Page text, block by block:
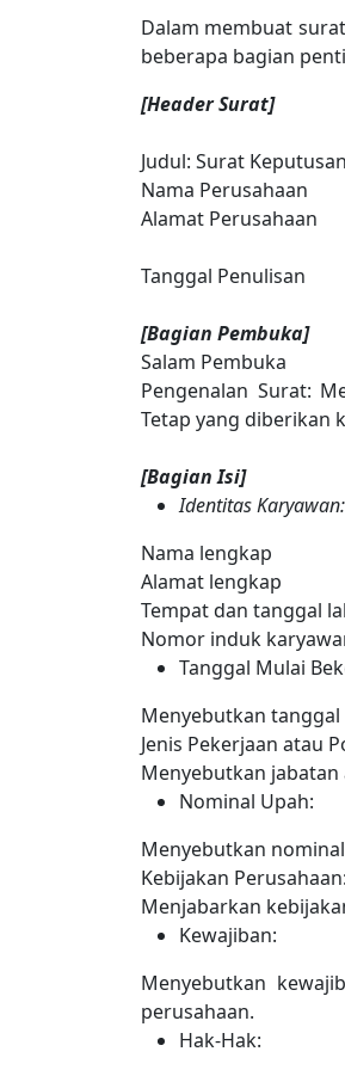
Dalam membuat
beberapa bagian
[Header Surat]
Judul: Surat
Nama Perusahaan
Alamat Perusahaan
Tanggal Penulisan
[Bagian Pembuka]
Salam Pembuka
Pengenalan Surat:
Tetap yang diberikan
[Bagian Isi]
Identitas Karyawan:
Nama lengkap
Alamat lengkap
Tempat dan tanggal
Nomor induk
Tanggal Mulai
Menyebutkan
Jenis Pekerjaan atau
Menyebutkan
Nominal Upah:
Menyebutkan
Kebijakan Perusahaan:
Menjabarkan
Kewajiban:
Menyebutkan
perusahaan.
Hak-Hak: